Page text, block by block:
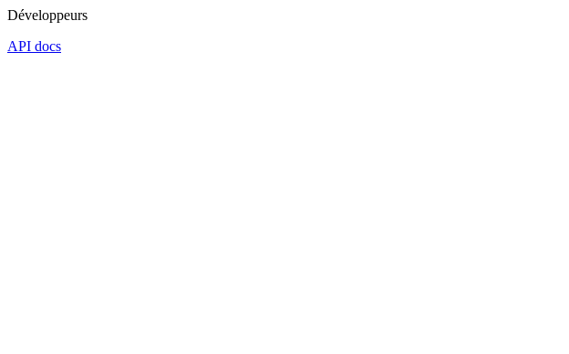
Développeurs
API docs